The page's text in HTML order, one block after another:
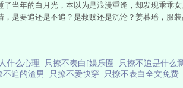
了当年的白月光，本以为是浪漫重逢，却发现乖乖
，是要追还是不追？是救赎还是沉沦？姜暮瑶，服
什么心理 只撩不表白[娱乐圈 只撩不追是什么
不追的渣男 只撩不爱快穿 只撩不表白全文免费